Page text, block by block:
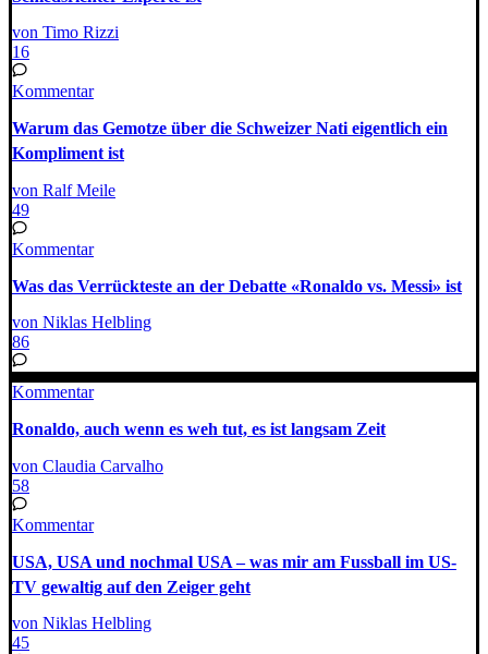
von Timo Rizzi
16
Kommentar
Warum das Gemotze über die Schweizer Nati eigentlich ein
Kompliment ist
von Ralf Meile
49
Kommentar
Was das Verrückteste an der Debatte «Ronaldo vs. Messi» ist
von Niklas Helbling
86
Kommentar
Ronaldo, auch wenn es weh tut, es ist langsam Zeit
von Claudia Carvalho
58
Kommentar
USA, USA und nochmal USA – was mir am Fussball im US-
TV gewaltig auf den Zeiger geht
von Niklas Helbling
45